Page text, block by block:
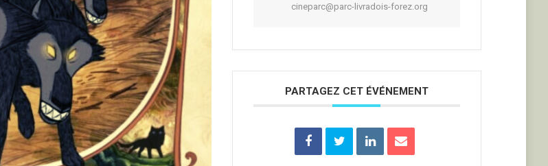
cineparc@parc-livradois-forez.org
PARTAGEZ CET ÉVÉNEMENT